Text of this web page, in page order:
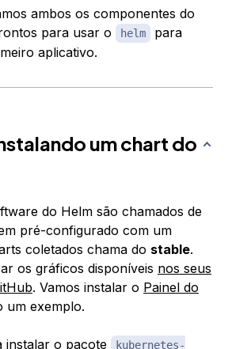
ambos os componentes do
para usar o
helm
para
aplicativo.
um chart do
do Helm são chamados de
pré-configurado com um
coletados chama do stable.
os gráficos disponíveis nos seus
. Vamos instalar o Painel do
um exemplo.
instalar o pacote
kubernetes-